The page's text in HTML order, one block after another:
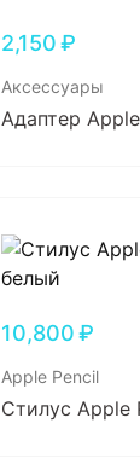
2,150₽
Аксессуары
Адаптер
10,800₽
Apple Pencil
Стилус Apple